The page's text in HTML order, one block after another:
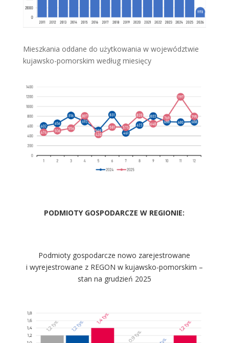
Mieszkania oddane do użytkowania w województwie
kujawsko-pomorskim według miesięcy
PODMIOTY GOSPODARCZE W REGIONIE:
Podmioty gospodarcze nowo zarejestrowane
i wyrejestrowane z REGON w kujawsko-pomorskim –
stan na grudzień 2025